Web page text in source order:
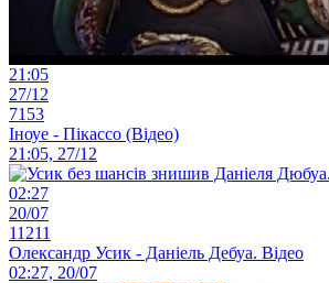
21:05
27/12
7153
Іноуе - Пікассо (Відео)
21:05, 27/12
02:27
20/07
11211
Олександр Усик - Даніель Дебуа. Відео
02:27, 20/07